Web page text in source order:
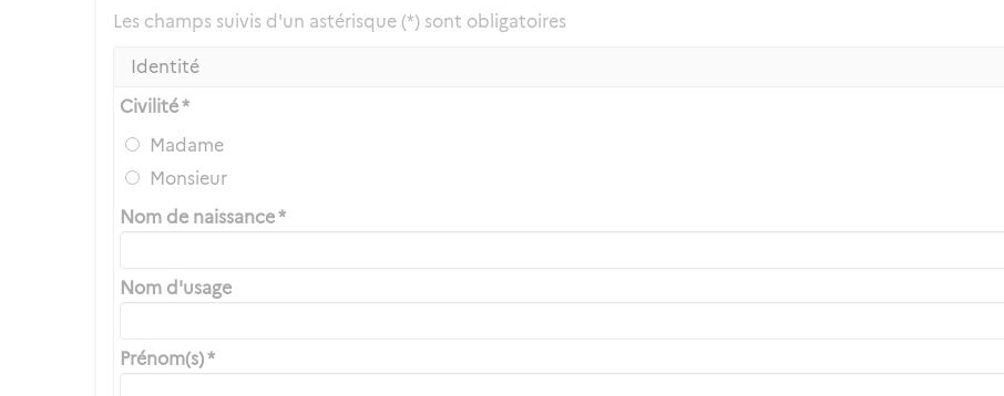
Les champs suivis d'un astérisque (*) sont obligatoires
Identité
Civilité *
Madame
Monsieur
Nom de naissance *
Nom d'usage
Prénom(s) *